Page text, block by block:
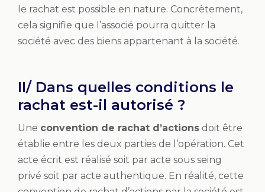
le rachat est possible en nature. Concrètement,
cela signifie que l’associé pourra quitter la
société avec des biens appartenant à la société.
II/ Dans quelles conditions le
rachat est-il autorisé ?
Une convention de rachat d’actions doit être
établie entre les deux parties de l’opération. Cet
acte écrit est réalisé soit par acte sous seing
privé soit par acte authentique. En réalité, cette